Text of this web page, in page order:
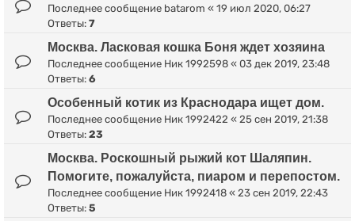
Последнее сообщение batarom « 19 июл 2020, 06:27
Ответы: 7
Москва. Ласковая кошка Боня ждет хозяина
Последнее сообщение Ник 1992598 « 03 дек 2019, 23:48
Ответы: 6
Особенный котик из Краснодара ищет дом.
Последнее сообщение Ник 1992422 « 25 сен 2019, 21:38
Ответы: 23
Москва. Роскошный рыжий кот Шаляпин.
Помогите, пожалуйста, пиаром и перепостом.
Последнее сообщение Ник 1992418 « 23 сен 2019, 22:43
Ответы: 5